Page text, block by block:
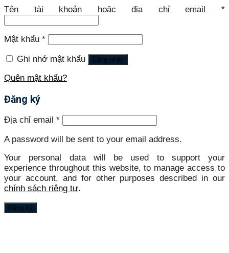
Tên tài khoản hoặc địa chỉ email *
Mật khẩu *
Ghi nhớ mật khẩu Đăng nhập
Quên mật khẩu?
Đăng ký
Địa chỉ email *
A password will be sent to your email address.
Your personal data will be used to support your
experience throughout this website, to manage access to
your account, and for other purposes described in our
chính sách riêng tư.
Đăng ký